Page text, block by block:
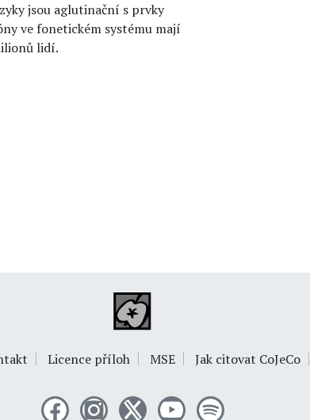
jsou aglutinační s prvky
ve fonetickém systému mají
lidí.
Licence příloh MSE Jak citovat CoJeCo